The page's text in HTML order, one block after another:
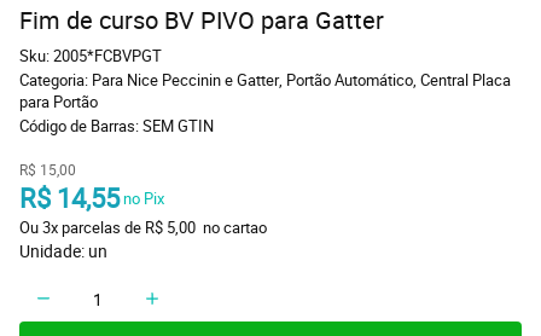
Fim de curso BV PIVO para Gatter
Sku:2005*FCBVPGT
Categoria: Para Nice Peccinin e Gatter, Portão Automático, Central Placa
para Portão
Código de Barras:SEM GTIN
R$ 15,00
R$ 14,55 no Pix
Ou 3x parcelas de R$ 5,00 no cartao
Unidade: un